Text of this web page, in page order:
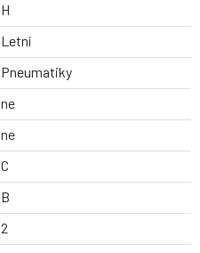
H
Letní
Pneumatiky
ne
ne
C
B
2